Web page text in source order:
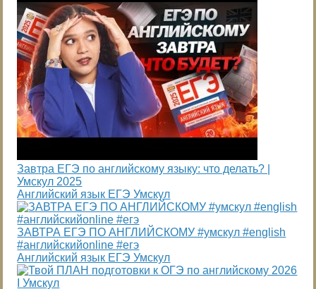
Завтра ЕГЭ по английскому языку: что делать? |
Умскул 2025
Английский язык ЕГЭ Умскул
ЗАВТРА ЕГЭ ПО АНГЛИЙСКОМУ #умскул #english
#английскийonline #егэ
Английский язык ЕГЭ Умскул